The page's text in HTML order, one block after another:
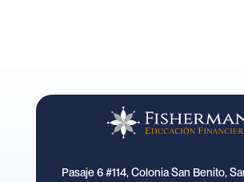
Pasaje 6 #114, Colonia San Benito,